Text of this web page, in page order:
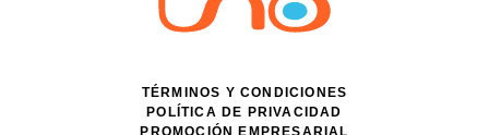
TÉRMINOS Y CONDICIONES
POLÍTICA DE PRIVACIDAD